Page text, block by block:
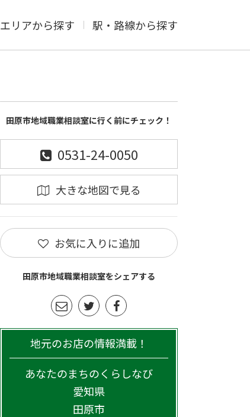
エリアから探す 駅・路線から探す
田原市地域職業相談室に行く前にチェック！
0531-24-0050
大きな地図で見る
お気に入りに追加
田原市地域職業相談室をシェアする
地元のお店の情報満載！
あなたのまちのくらしなび
愛知県
田原市